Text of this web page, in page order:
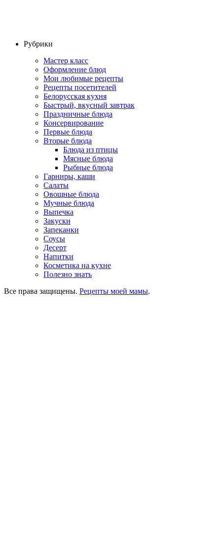
Рубрики
Мастер класс
Оформление блюд
Мои любимые рецепты
Рецепты посетителей
Белорусская кухня
Быстрый, вкусный завтрак
Праздничные блюда
Консервирование
Первые блюда
Вторые блюда
Блюда из птицы
Мясные блюда
Рыбные блюда
Гарниры, каши
Салаты
Овощные блюда
Мучные блюда
Выпечка
Закуски
Запеканки
Соусы
Десерт
Напитки
Косметика на кухне
Полезно знать
Все права защищены. Рецепты моей мамы.